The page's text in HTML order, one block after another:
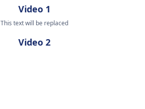
Video 1
This text will be replaced
Video 2